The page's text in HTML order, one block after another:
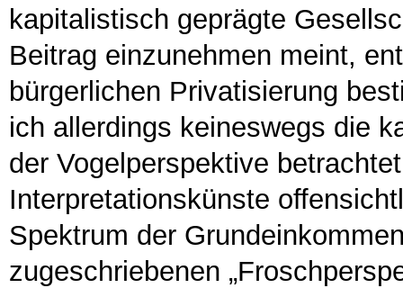
kapitalistisch geprägte
Beitrag einzunehmen meint,
bürgerlichen Privatisierung
ich allerdings keineswegs die
der Vogelperspektive
Interpretationskünste
Spektrum der
zugeschriebenen